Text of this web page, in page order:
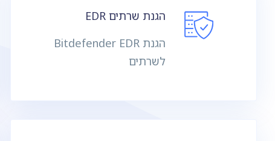
הגנת שרתים EDR
הגנת Bitdefender EDR
לשרתים